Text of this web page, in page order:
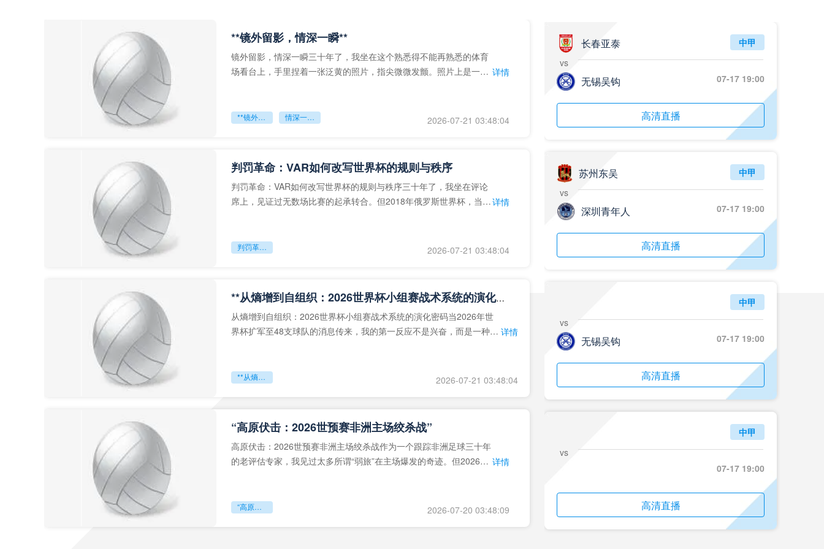
**镜外留影，情深一瞬**
镜外留影，情深一瞬三十年了，我坐在这个熟悉得不能再熟悉的体育
场看台上，手里捏着一张泛黄的照片，指尖微微发颤。照片上是一个 详情
**镜外留影 情深一瞬** 2026-07-21 03:48:04
判罚革命：VAR如何改写世界杯的规则与秩序
判罚革命：VAR如何改写世界杯的规则与秩序三十年了，我坐在评论
席上，见证过无数场比赛的起承转合。但2018年俄罗斯世界杯，当
详情
判罚革命：VAR如何改写世界杯的规则与秩序 2026-07-21 03:48:04
**从熵增到自组织：2026世界杯小组赛战术系统的演化密码**
从熵增到自组织：2026世界杯小组赛战术系统的演化密码当2026年世
界杯扩军至48支球队的消息传来，我的第一反应不是兴奋，而是一种深 详情
**从熵增到自组织：2026世界杯小组赛战术系统的演化密码** 2026-07-21 03:48:04
“高原伏击：2026世预赛非洲主场绞杀战”
高原伏击：2026世预赛非洲主场绞杀战作为一个跟踪非洲足球三十年
的老评估专家，我见过太多所谓“弱旅”在主场爆发的奇迹。但2026年 详情
“高原伏击：2026世预赛非洲主场绞杀战” 2026-07-20 03:48:09
长春亚泰
vs
无锡吴钩
中甲
07-17 19:00
高清直播
苏州东吴
vs
深圳青年人
中甲
07-17 19:00
高清直播
vs
无锡吴钩
中甲
07-17 19:00
高清直播
vs
中甲
07-17 19:00
高清直播